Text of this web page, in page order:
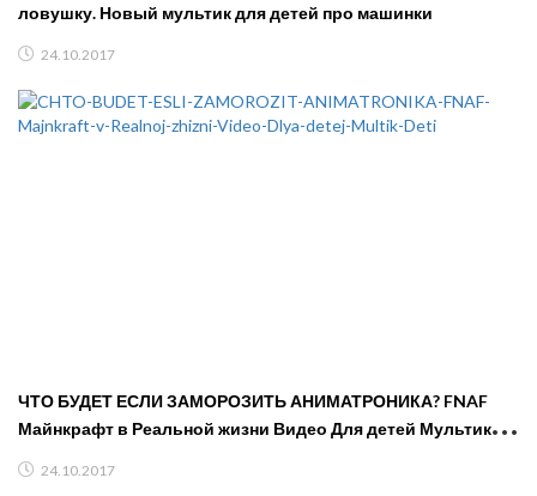
ловушку. Новый мультик для детей про машинки
24.10.2017
ЧТО БУДЕТ ЕСЛИ ЗАМОРОЗИТЬ АНИМАТРОНИКА? FNAF
Майнкрафт в Реальной жизни Видео Для детей Мультик
24.10.2017